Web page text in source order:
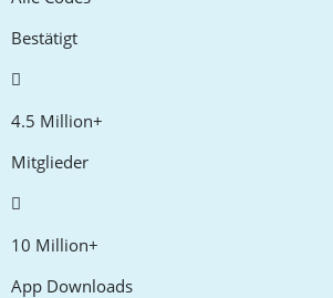
Bestätigt
4.5 Million+
Mitglieder
10 Million+
App Downloads